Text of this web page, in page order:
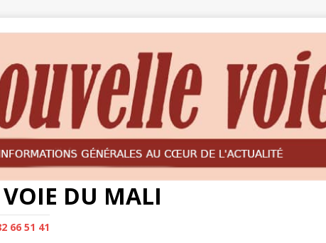
DU MALI
66 51 41